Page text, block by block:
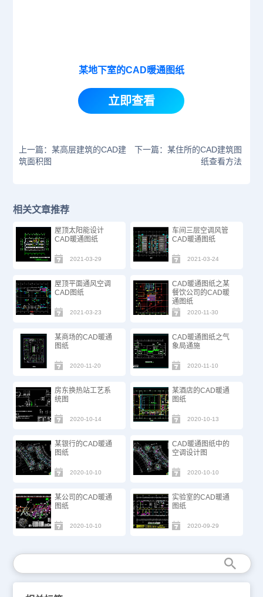
某地下室的CAD暖通图纸
立即查看
上一篇：某高层建筑的CAD建
筑面积图
下一篇：某住所的CAD建筑图
纸查看方法
相关文章推荐
屋顶太阳能设计
CAD暖通图纸
2021-03-29
车间三层空调风管
CAD暖通图纸
2021-03-24
屋顶平面通风空调
CAD图纸​
2021-03-23
CAD暖通图纸之某
餐饮公司的CAD暖
通图纸
2020-11-30
某商场的CAD暖通
图纸
2020-11-20
CAD暖通图纸之气
象局通施
2020-11-10
房东换热站工艺系
统图
2020-10-14
某酒店的CAD暖通
图纸
2020-10-13
某银行的CAD暖通
图纸
2020-10-10
CAD暖通图纸中的
空调设计图
2020-10-10
某公司的CAD暖通
图纸
2020-10-10
实验室的CAD暖通
图纸
2020-09-29